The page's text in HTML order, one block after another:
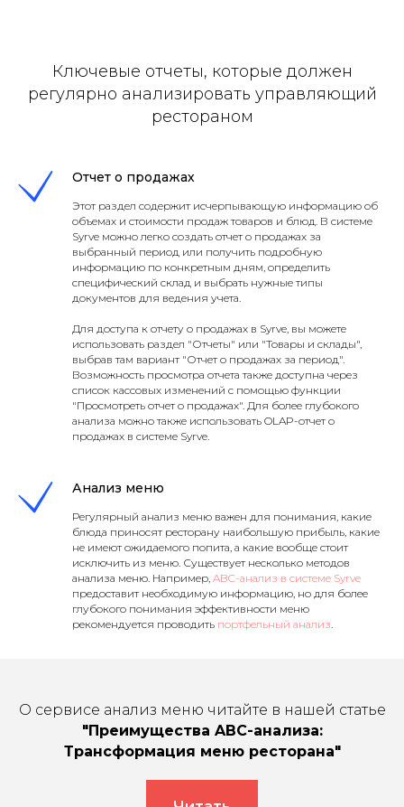
Ключевые отчеты, которые должен
регулярно анализировать управляющий
рестораном
Отчет о продажах
Этот раздел содержит исчерпывающую информацию об
объемах и стоимости продаж товаров и блюд. В системе
Syrve можно легко создать отчет о продажах за
выбранный период или получить подробную
информацию по конкретным дням, определить
специфический склад и выбрать нужные типы
документов для ведения учета.
Для доступа к отчету о продажах в Syrve, вы можете
использовать раздел "Отчеты" или "Товары и склады",
выбрав там вариант "Отчет о продажах за период".
Возможность просмотра отчета также доступна через
список кассовых изменений с помощью функции
"Просмотреть отчет о продажах". Для более глубокого
анализа можно также использовать OLAP-отчет о
продажах в системе Syrve.
Анализ меню
Регулярный анализ меню важен для понимания, какие
блюда приносят ресторану наибольшую прибыль, какие
не имеют ожидаемого попита, а какие вообще стоит
исключить из меню. Существует несколько методов
анализа меню. Например, ABC-анализ в системе Syrve
предоставит необходимую информацию, но для более
глубокого понимания эффективности меню
рекомендуется проводить портфельный анализ.
О сервисе анализ меню читайте в нашей статье
"Преимущества ABC-анализа:
Трансформация меню ресторана"